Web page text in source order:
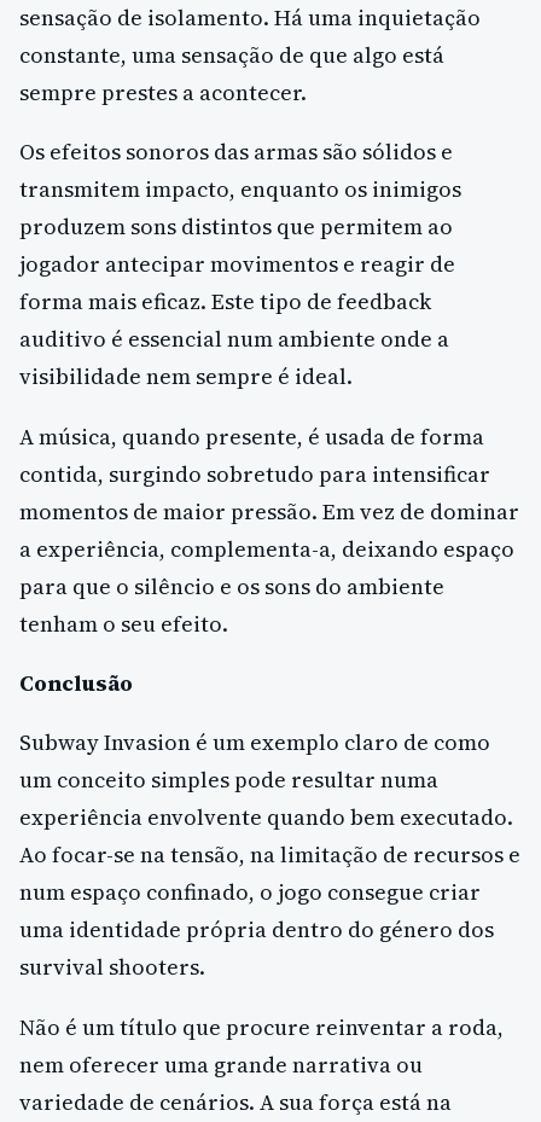
sensação de isolamento. Há uma inquietação
constante, uma sensação de que algo está
sempre prestes a acontecer.
Os efeitos sonoros das armas são sólidos e
transmitem impacto, enquanto os inimigos
produzem sons distintos que permitem ao
jogador antecipar movimentos e reagir de
forma mais eficaz. Este tipo de feedback
auditivo é essencial num ambiente onde a
visibilidade nem sempre é ideal.
A música, quando presente, é usada de forma
contida, surgindo sobretudo para intensificar
momentos de maior pressão. Em vez de dominar
a experiência, complementa-a, deixando espaço
para que o silêncio e os sons do ambiente
tenham o seu efeito.
Conclusão
Subway Invasion é um exemplo claro de como
um conceito simples pode resultar numa
experiência envolvente quando bem executado.
Ao focar-se na tensão, na limitação de recursos e
num espaço confinado, o jogo consegue criar
uma identidade própria dentro do género dos
survival shooters.
Não é um título que procure reinventar a roda,
nem oferecer uma grande narrativa ou
variedade de cenários. A sua força está na